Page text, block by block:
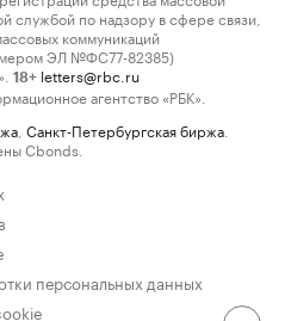
службой по надзору в сфере связи,
коммуникаций
ЭЛ №ФС77-82385)
18+ letters@rbc.ru
агентство «РБК».
Санкт-Петербургская биржа
Cbonds.
персональных данных